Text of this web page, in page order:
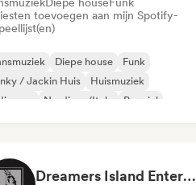
toevoegen aan mijn Spotify-
Diepe house
Funk
/ Jackin Huis
Huismuziek
pop
Nu-disco/Italo Popziel
Dreamers Island Entertainment